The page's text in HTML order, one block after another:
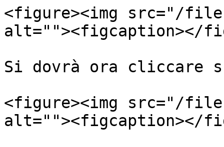
<figure><img src="/
alt=""><figcaption></
Si dovrà ora cliccare
<figure><img src="/files/
alt=""><figcaption></